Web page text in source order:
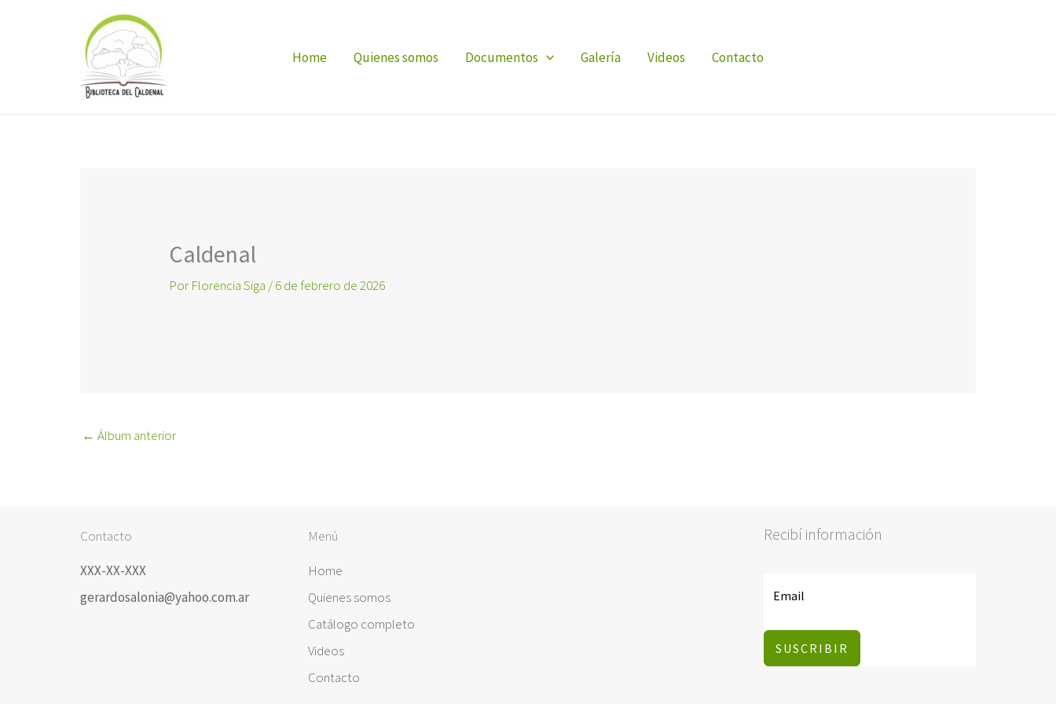
Home Quienes somos Documentos Galería Videos Contacto
Caldenal
Por Florencia Siga /6 de febrero de 2026
← Álbum anterior
Contacto
XXX-XX-XXX
gerardosalonia@yahoo.com.ar
Menú
Home
Quienes somos
Catálogo completo
Videos
Contacto
Recibí información
SUSCRIBIR